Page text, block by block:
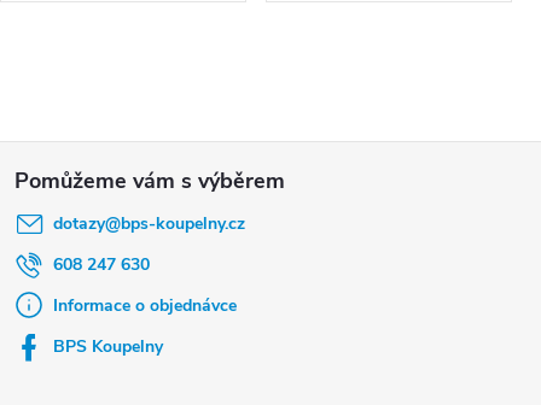
dotazy@bps-koupelny.cz
608 247 630
Informace o objednávce
BPS Koupelny